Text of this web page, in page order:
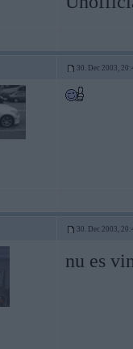
30. Dec 2003,
30. Dec 2003,
nu es